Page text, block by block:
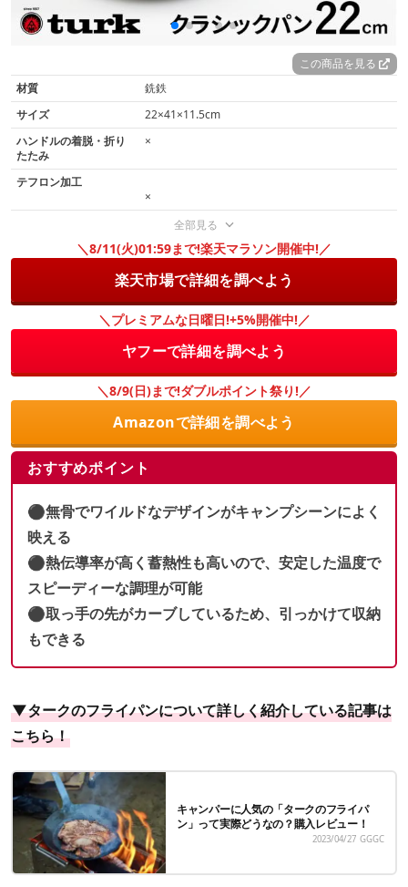
この商品を見る
材質
銑鉄
サイズ
22×41×11.5cm
ハンドルの着脱・折り
たたみ
×
テフロン加工
×
全部見る
＼8/11(火)01:59まで!楽天マラソン開催中!／
楽天市場で詳細を調べよう
＼プレミアムな日曜日!+5%開催中!／
ヤフーで詳細を調べよう
＼8/9(日)まで!ダブルポイント祭り!／
Amazonで詳細を調べよう
おすすめポイント
⚫︎無骨でワイルドなデザインがキャンプシーンによく
映える
⚫︎熱伝導率が高く蓄熱性も高いので、安定した温度で
スピーディーな調理が可能
⚫︎取っ手の先がカーブしているため、引っかけて収納
もできる
▼タークのフライパンについて詳しく紹介している記事は
こちら！
キャンパーに人気の「タークのフライパ
ン」って実際どうなの？購入レビュー！
2023/04/27 GGGC